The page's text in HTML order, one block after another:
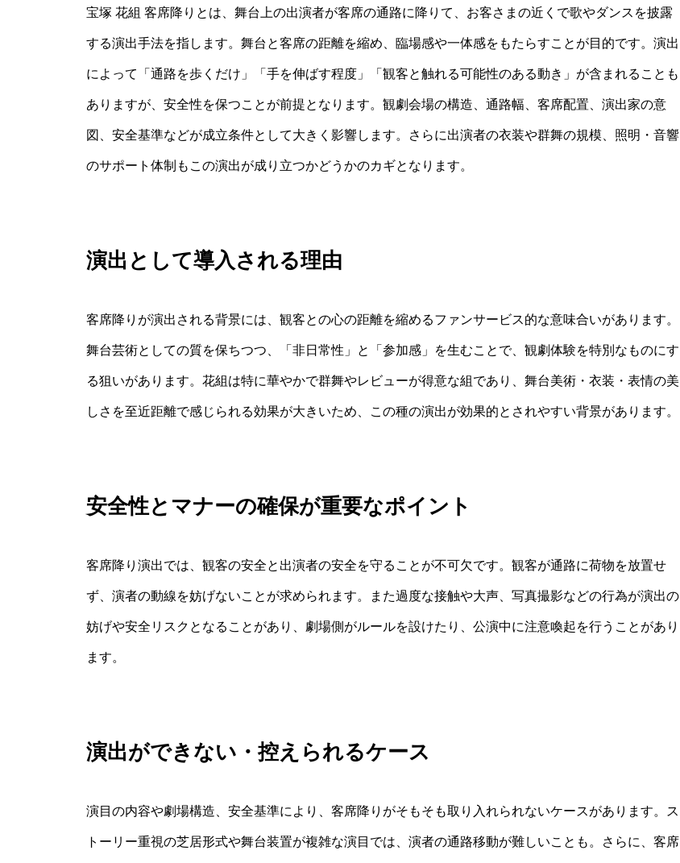
宝塚 花組 客席降りとは、舞台上の出演者が客席の通路に降りて、お客さまの近くで歌やダンスを披露
する演出手法を指します。舞台と客席の距離を縮め、臨場感や一体感をもたらすことが目的です。演出
によって「通路を歩くだけ」「手を伸ばす程度」「観客と触れる可能性のある動き」が含まれることも
ありますが、安全性を保つことが前提となります。観劇会場の構造、通路幅、客席配置、演出家の意
図、安全基準などが成立条件として大きく影響します。さらに出演者の衣装や群舞の規模、照明・音響
のサポート体制もこの演出が成り立つかどうかのカギとなります。
演出として導入される理由
客席降りが演出される背景には、観客との心の距離を縮めるファンサービス的な意味合いがあります。
舞台芸術としての質を保ちつつ、「非日常性」と「参加感」を生むことで、観劇体験を特別なものにす
る狙いがあります。花組は特に華やかで群舞やレビューが得意な組であり、舞台美術・衣装・表情の美
しさを至近距離で感じられる効果が大きいため、この種の演出が効果的とされやすい背景があります。
安全性とマナーの確保が重要なポイント
客席降り演出では、観客の安全と出演者の安全を守ることが不可欠です。観客が通路に荷物を放置せ
ず、演者の動線を妨げないことが求められます。また過度な接触や大声、写真撮影などの行為が演出の
妨げや安全リスクとなることがあり、劇場側がルールを設けたり、公演中に注意喚起を行うことがあり
ます。
演出ができない・控えられるケース
演目の内容や劇場構造、安全基準により、客席降りがそもそも取り入れられないケースがあります。ス
トーリー重視の芝居形式や舞台装置が複雑な演目では、演者の通路移動が難しいことも。さらに、客席